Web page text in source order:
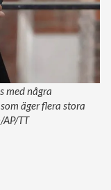
med några
äger flera stora
TT